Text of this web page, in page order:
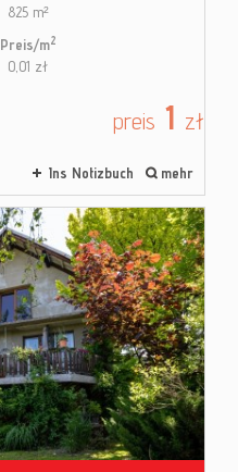
825 m²
Preis/m2
0,01 zł
preis 1 zł
Ins Notizbuch mehr